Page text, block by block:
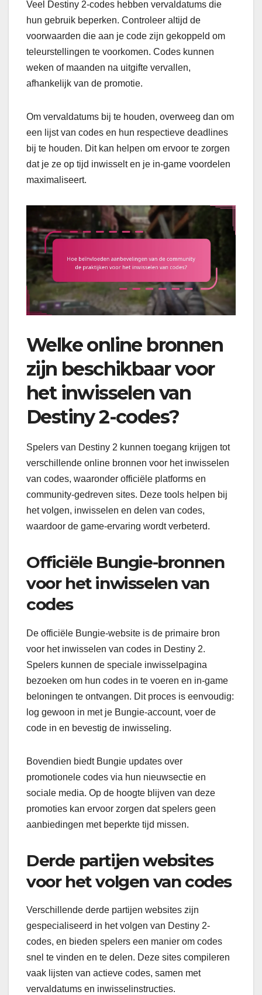
Veel Destiny 2-codes hebben vervaldatums die
hun gebruik beperken. Controleer altijd de
voorwaarden die aan je code zijn gekoppeld om
teleurstellingen te voorkomen. Codes kunnen
weken of maanden na uitgifte vervallen,
afhankelijk van de promotie.
Om vervaldatums bij te houden, overweeg dan om
een lijst van codes en hun respectieve deadlines
bij te houden. Dit kan helpen om ervoor te zorgen
dat je ze op tijd inwisselt en je in-game voordelen
maximaliseert.
Welke online bronnen
zijn beschikbaar voor
het inwisselen van
Destiny 2-codes?
Spelers van Destiny 2 kunnen toegang krijgen tot
verschillende online bronnen voor het inwisselen
van codes, waaronder officiële platforms en
community-gedreven sites. Deze tools helpen bij
het volgen, inwisselen en delen van codes,
waardoor de game-ervaring wordt verbeterd.
Officiële Bungie-bronnen
voor het inwisselen van
codes
De officiële Bungie-website is de primaire bron
voor het inwisselen van codes in Destiny 2.
Spelers kunnen de speciale inwisselpagina
bezoeken om hun codes in te voeren en in-game
beloningen te ontvangen. Dit proces is eenvoudig:
log gewoon in met je Bungie-account, voer de
code in en bevestig de inwisseling.
Bovendien biedt Bungie updates over
promotionele codes via hun nieuwsectie en
sociale media. Op de hoogte blijven van deze
promoties kan ervoor zorgen dat spelers geen
aanbiedingen met beperkte tijd missen.
Derde partijen websites
voor het volgen van codes
Verschillende derde partijen websites zijn
gespecialiseerd in het volgen van Destiny 2-
codes, en bieden spelers een manier om codes
snel te vinden en te delen. Deze sites compileren
vaak lijsten van actieve codes, samen met
vervaldatums en inwisselinstructies.